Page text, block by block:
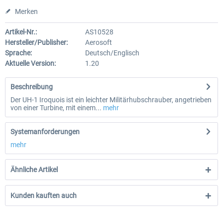
Merken
Artikel-Nr.:
AS10528
Hersteller/Publisher:
Aerosoft
Sprache:
Deutsch/Englisch
Aktuelle Version:
1.20
Beschreibung
Der UH-1 Iroquois ist ein leichter Militärhubschrauber, angetrieben
von einer Turbine, mit einem... mehr
Systemanforderungen
mehr
Ähnliche Artikel
Kunden kauften auch